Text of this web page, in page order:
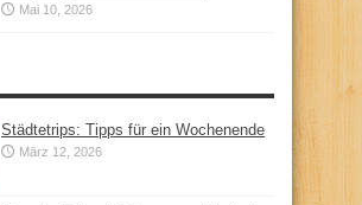
Mai 10, 2026
Städtetrips: Tipps für ein Wochenende
März 12, 2026